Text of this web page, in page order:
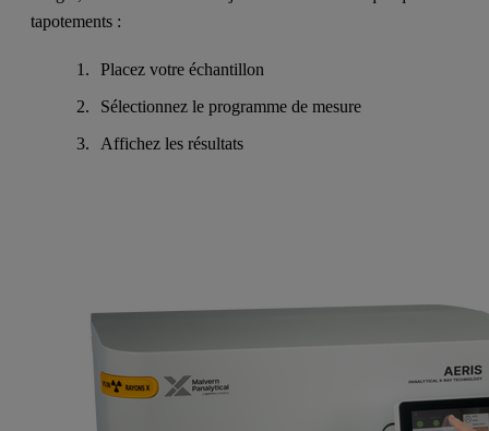
tapotements :
Placez votre échantillon
Sélectionnez le programme de mesure
Affichez les résultats